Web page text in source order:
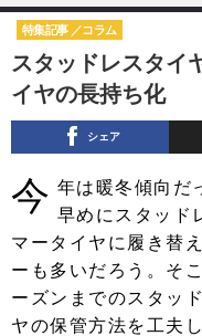
甲信越
東海
中国
九州
注目の記事
ショップレポート
自動車豆知識
ディテイリング
ディテイリング
鈑金・塗装
スタッドレスタイ
イヤの長持ち化
特集記事 コラム
シェア
今 年は暖冬傾向だ
早めにスタッド
マータイヤに履き替
ーも多いだろう。そ
ーズンまでのスタッ
ヤの保管方法を工夫